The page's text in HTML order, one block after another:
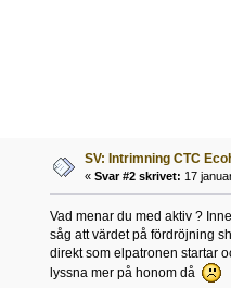
SV: Intrimning CTC
« Svar #2 skrivet: 17
Vad menar du med aktiv ?
såg att värdet på fördröjning
direkt som elpatronen startar
lyssna mer på honom då